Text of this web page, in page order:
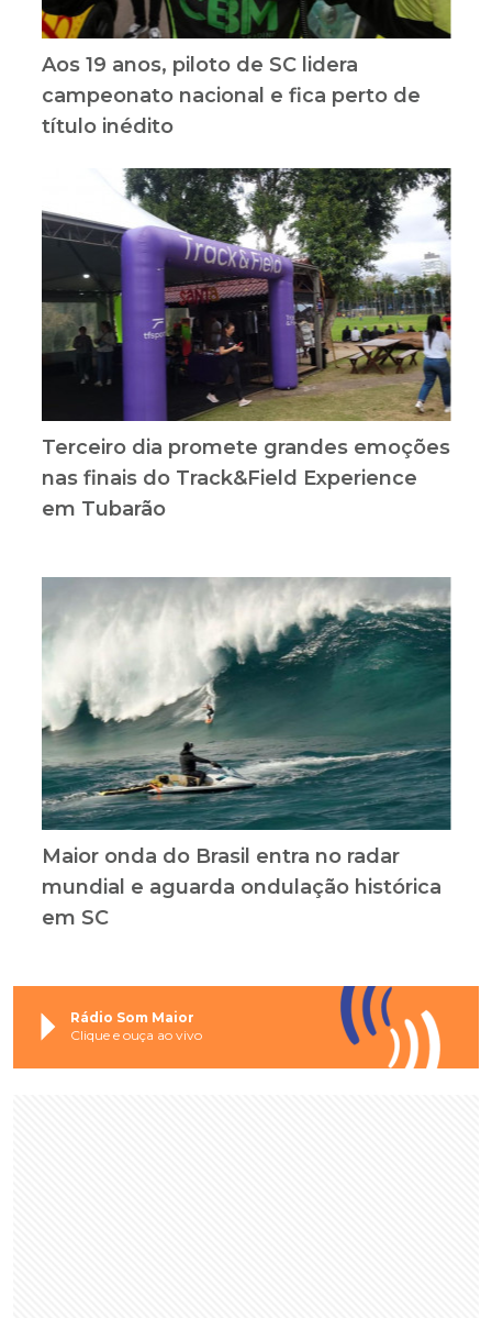
Aos 19 anos, piloto de SC lidera
campeonato nacional e fica perto de
título inédito
Terceiro dia promete grandes emoções
nas finais do Track&Field Experience
em Tubarão
Maior onda do Brasil entra no radar
mundial e aguarda ondulação histórica
em SC
Rádio Som Maior
Clique e ouça ao vivo